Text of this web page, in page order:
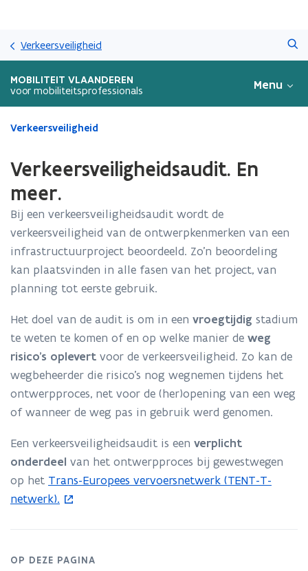
Verkeersveiligheid
MOBILITEIT VLAANDEREN
voor mobiliteitsprofessionals Menu
Gedaan
zich
op:
Verkeersveiligheidsaudit.
meer.
Verkeersveiligheid
Verkeersveiligheidsaudit. En
meer.
Bij een verkeersveiligheidsaudit wordt de
verkeersveiligheid van de ontwerpkenmerken van een
infrastructuurproject beoordeeld. Zo’n beoordeling
kan plaatsvinden in alle fasen van het project, van
planning tot eerste gebruik.
Het doel van de audit is om in een vroegtijdig stadium
te weten te komen of en op welke manier de weg
risico’s oplevert voor de verkeersveiligheid. Zo kan de
wegbeheerder die risico’s nog wegnemen tijdens het
ontwerpproces, net voor de (her)opening van een weg
of wanneer de weg pas in gebruik werd genomen.
Een verkeersveiligheidsaudit is een verplicht
onderdeel van het ontwerpproces bij gewestwegen
op het Trans-Europees vervoersnetwerk (TENT-T-
netwerk).
(
o
n
OP DEZE PAGINA